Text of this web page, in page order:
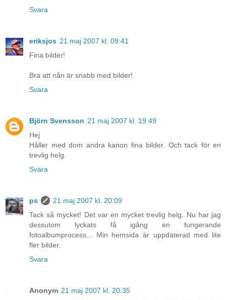
Svara
eriksjos 21 maj 2007 kl. 09:41
Fina bilder!
Bra att nån är snabb med bilder!
Svara
Björn Svensson 21 maj 2007 kl. 19:49
Hej
Håller med dom andra kanon fina bilder. Och tack för en
trevlig helg.
Svara
ps
21 maj 2007 kl. 20:09
Tack så mycket! Det var en mycket trevlig helg. Nu har jag
dessutom lyckats få igång en fungerande
fotoalbumprocess... Min hemsida är uppdaterad med lite
fler bilder.
Svara
Anonym 21 maj 2007 kl. 20:35